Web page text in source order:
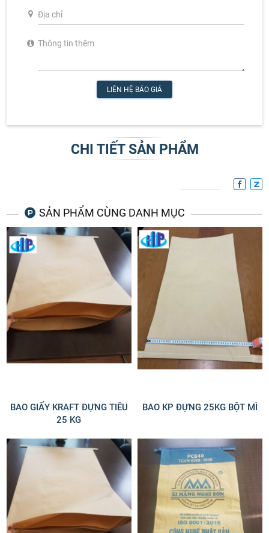
LIÊN HỆ BÁO GIÁ
CHI TIẾT SẢN PHẨM
SẢN PHẨM CÙNG DANH MỤC
BAO GIẤY KRAFT ĐỰNG TIÊU
25 KG
BAO KP ĐỰNG 25KG BỘT MÌ